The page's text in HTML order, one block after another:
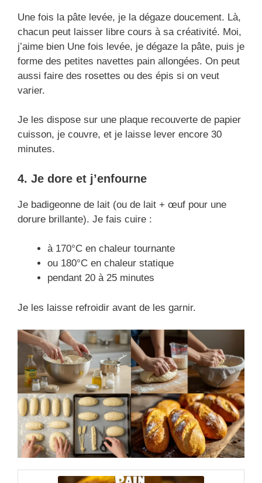
Une fois la pâte levée, je la dégaze doucement. Là,
chacun peut laisser libre cours à sa créativité. Moi,
j’aime bien Une fois levée, je dégaze la pâte, puis je
forme des petites navettes pain allongées. On peut
aussi faire des rosettes ou des épis si on veut
varier.
Je les dispose sur une plaque recouverte de papier
cuisson, je couvre, et je laisse lever encore 30
minutes.
4. Je dore et j’enfourne
Je badigeonne de lait (ou de lait + œuf pour une
dorure brillante). Je fais cuire :
à 170°C en chaleur tournante
ou 180°C en chaleur statique
pendant 20 à 25 minutes
Je les laisse refroidir avant de les garnir.